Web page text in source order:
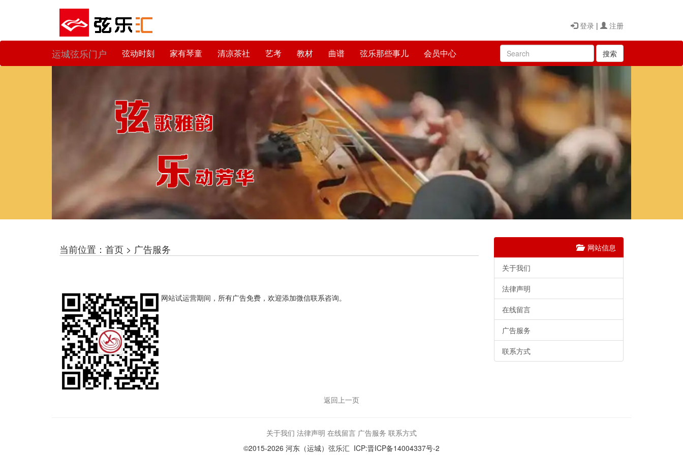
登录 | 注册
运城弦乐门户 弦动时刻 家有琴童 清凉茶社 艺考 教材 曲谱 弦乐那些事儿 会员中心 搜索
当前位置：首页 > 广告服务
网站试运营期间，所有广告免费，欢迎添加微信联系咨询。
网站信息
关于我们
法律声明
在线留言
广告服务
联系方式
返回上一页
关于我们 法律声明 在线留言 广告服务 联系方式
©2015-2026 河东（运城）弦乐汇 ICP:晋ICP备14004337号-2